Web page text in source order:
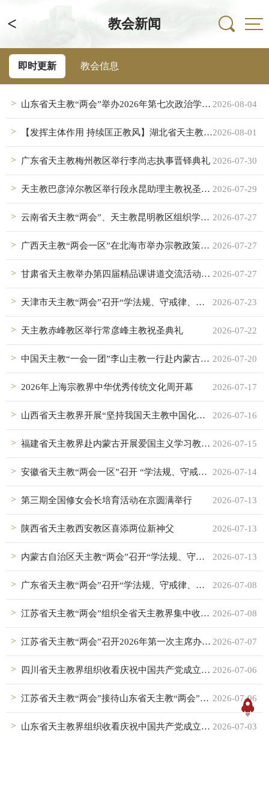
< 教会新闻
即时更新 教会信息
2026-08-04
山东省天主教“两会”举办2026年第七次政治学习会暨天主教礼仪中国化培训班
2026-08-01
【发挥主体作用 持续匡正教风】湖北省天主教界：坚持全面从严治教 推进天主教中国化
2026-07-30
广东省天主教梅州教区举行李尚志执事晋铎典礼
2026-07-29
天主教巴彦淖尔教区举行段永昆助理主教祝圣典礼
2026-07-27
云南省天主教“两会”、天主教昆明教区组织学习《中华人民共和国民族团结进步促进法》
2026-07-27
广西天主教“两会一区”在北海市举办宗教政策法规培训班
2026-07-27
甘肃省天主教举办第四届精品课讲道交流活动暨五届三次常委（扩大）会议
2026-07-23
天津市天主教“两会”召开“学法规、守戒律、重修为、树形象”教育活动总结会议
2026-07-22
天主教赤峰教区举行常彦峰主教祝圣典礼
2026-07-20
中国天主教“一会一团”李山主教一行赴内蒙古天主教调研
2026-07-17
2026年上海宗教界中华优秀传统文化周开幕
2026-07-16
山西省天主教界开展“坚持我国天主教中国化方向”讲道交流活动
2026-07-15
福建省天主教界赴内蒙古开展爱国主义学习教育活动
2026-07-14
安徽省天主教“两会一区”召开 “学法规、守戒律、重修为、树形象” 教育活动总结会议
2026-07-13
第三期全国修女会长培育活动在京圆满举行
2026-07-13
陕西省天主教西安教区喜添两位新神父
2026-07-13
内蒙古自治区天主教“两会”召开“学法规、守戒律、重修为、树形象”教育活动工作总结会
2026-07-08
广东省天主教“两会”召开“学法规、守戒律、重修为、树形象”教育活动总结会议
2026-07-08
江苏省天主教“两会”组织全省天主教界集中收看庆祝中国共产党成立105周年大会
2026-07-07
江苏省天主教“两会”召开2026年第一次主席办公会议暨“学法规、守戒律、重修为、树形象”教育活动总结会
2026-07-06
四川省天主教界组织收看庆祝中国共产党成立105周年大会
2026-07-06
江苏省天主教“两会”接待山东省天主教“两会”来访交流
2026-07-03
山东省天主教界组织收看庆祝中国共产党成立105周年大会盛况